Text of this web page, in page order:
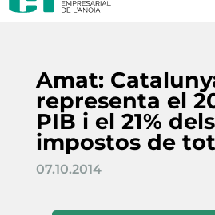
Amat:
representa el
PIB i el 21% dels
impostos de
07.10.2014